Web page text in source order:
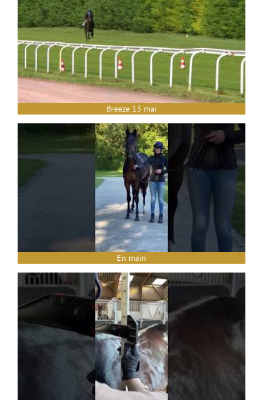
Breeze 13 mai
En main